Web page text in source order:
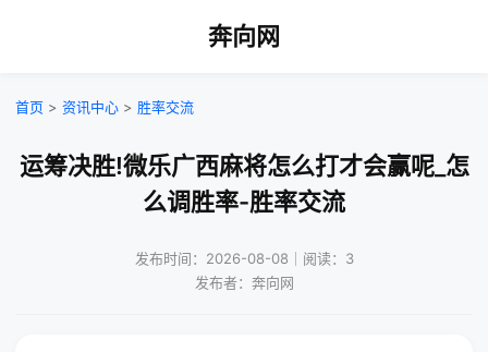
奔向网
首页 > 资讯中心 > 胜率交流
运筹决胜!微乐广西麻将怎么打才会赢呢_怎
么调胜率-胜率交流
发布时间：2026-08-08｜阅读：3
发布者：奔向网